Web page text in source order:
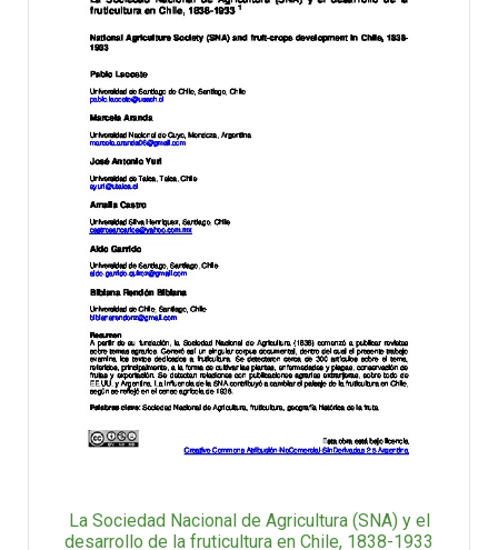
La Sociedad Nacional de Agricultura (SNA) y el
desarrollo de la fruticultura en Chile, 1838-1933